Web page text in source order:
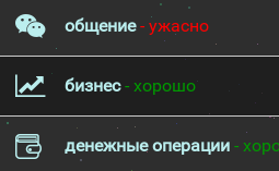
общение- ужасно
бизнес- хорошо
денежные операции -